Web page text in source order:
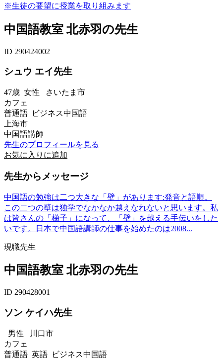
※生徒の要望に授業を取り組みます
中国語教室 北赤羽の先生
ID 290424002
シュウ エイ先生
47歳 女性 さいたま市
カフェ
普通語 ビジネス中国語
上海市
中国語講師
先生のプロフィールを見る
お気に入りに追加
先生からメッセージ
中国語の勉強は二つ大きな「壁」があります:発音と語順。
この二つの壁は独学でなかなか越えなれないと思います。私
は皆さんの「梯子」になって、「壁」を越える手伝いをした
いです。日本で中国語講師の仕事を始めたのは2008...
現職先生
中国語教室 北赤羽の先生
ID 290428001
ソン ケイハ先生
男性 川口市
カフェ
普通語 英語 ビジネス中国語